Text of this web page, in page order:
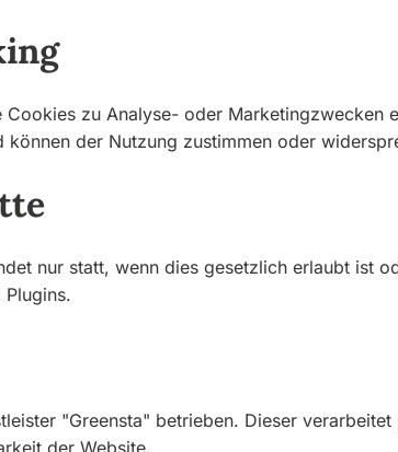
zu Analyse- oder
der Nutzung zustimmen oder
nur statt, wenn dies gesetzlich erlaubt ist
"Greensta" betrieben. Dieser
der Website.